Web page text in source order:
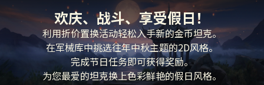
欢庆、战斗、享受假日！
利用折价置换活动轻松入手新的金币坦克。
在军械库中挑选往年中秋主题的2D风格。
完成节日任务即可获得奖励。
为您最爱的坦克换上色彩鲜艳的假日风格。